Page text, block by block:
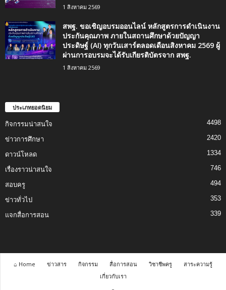
1 สิงหาคม 2569
สพฐ. ขอเชิญอบรมออนไลน์ หลักสูตรการดำเนินงาน
ประกันคุณภาพ ภายในสถานศึกษาด้วยปัญญา
ประดิษฐ์ (AI) ทุกวันเสาร์ตลอดเดือนสิงหาคม 2569 ผู้
ผ่านการอบรมจะได้รับเกียรติบัตรจาก สพฐ.
1 สิงหาคม 2569
ประเภทยอดนิยม
กิจกรรมน่าสนใจ 4498
ข่าวการศึกษา 2420
ดาวน์โหลด 1334
เรื่องราวน่าสนใจ 746
สอบครู 494
ข่าวทั่วไป 353
แจกสื่อการสอน 339
⌂ Home ข่าวสาร กิจกรรม สื่อการสอน วิชาชีพครู
สาระความรู้
เกี่ยวกับเรา